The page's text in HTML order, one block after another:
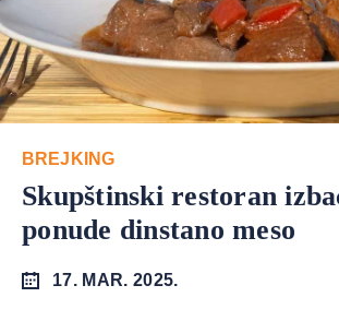
BREJKING
Skupštinski restoran
ponude dinstano meso
17. MAR. 2025.